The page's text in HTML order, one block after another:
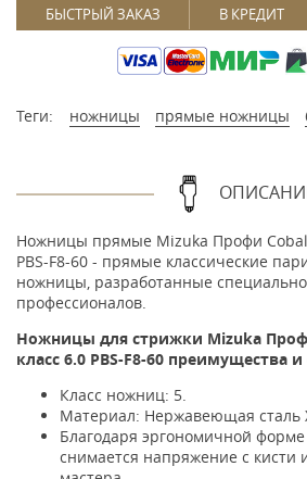
БЫСТРЫЙ ЗАКАЗ В КРЕДИТ
Теги: ножницы прямые ножницы
Ножницы прямые Mizuka Профи
PBS-F8-60 - прямые классические
ножницы, разработанные
профессионалов.
Ножницы для стрижки Mizuka
класс 6.0 PBS-F8-60 преимущества
Класс ножниц: 5.
Материал: Нержавеющая сталь
Благодаря эргономичной
снимается напряжение с кисти